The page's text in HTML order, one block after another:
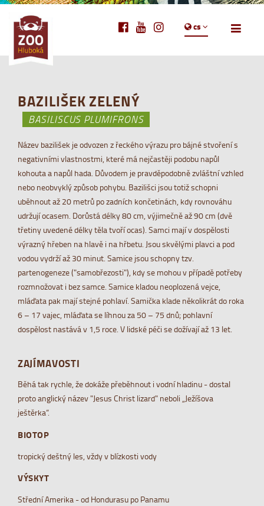
cs
BAZILIŠEK ZELENÝ
BASILISCUS PLUMIFRONS
Název bazilišek je odvozen z řeckého výrazu pro bájné stvoření s
negativními vlastnostmi, které má nejčastěji podobu napůl
kohouta a napůl hada. Důvodem je pravděpodobně zvláštní vzhled
nebo neobvyklý způsob pohybu. Bazilišci jsou totiž schopni
uběhnout až 20 metrů po zadních končetinách, kdy rovnováhu
udržují ocasem. Dorůstá délky 80 cm, výjimečně až 90 cm (dvě
třetiny uvedené délky těla tvoří ocas). Samci mají v dospělosti
výrazný hřeben na hlavě i na hřbetu. Jsou skvělými plavci a pod
vodou vydrží až 30 minut. Samice jsou schopny tzv.
partenogeneze ("samobřezosti"), kdy se mohou v případě potřeby
rozmnožovat i bez samce. Samice kladou neoplozená vejce,
mláďata pak mají stejné pohlaví. Samička klade několikrát do roka
6 – 17 vajec, mláďata se líhnou za 50 – 75 dnů; pohlavní
dospělost nastává v 1,5 roce. V lidské péči se dožívají až 13 let.
ZAJÍMAVOSTI
Běhá tak rychle, že dokáže přeběhnout i vodní hladinu - dostal
proto anglický název "Jesus Christ lizard" neboli „Ježíšova
ještěrka“.
BIOTOP
tropický deštný les, vždy v blízkosti vody
VÝSKYT
Střední Amerika - od Hondurasu po Panamu